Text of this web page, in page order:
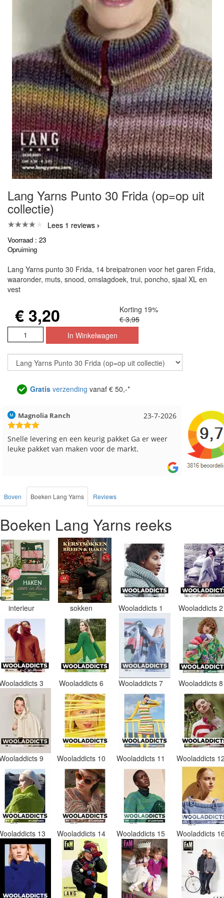
Lang Yarns Punto 30 Frida (op=op uit
collectie)
Lees 1 reviews
Voorraad : 23
Opruiming
Lang Yarns punto 30 Frida, 14 breipatronen voor het garen Frida,
waaronder, muts, snood, omslagdoek, trui, poncho, sjaal XL en
vest
€ 3,20
Korting 19%
€ 3,95
Gratis verzending vanaf € 50,-*
17-7-2026
Hilde uit Loyers
Reeds meerdere keren breigaren en breinaalden
besteld, altijd heel tevreden over de service.
Loes uit
Snelle
Boven Boeken Lang Yarns Reviews
Boeken Lang Yarns reeks
interieur sokken Wooladdicts 1 Wooladdicts
3 Wooladdicts 6 Wooladdicts 7 Wooladdicts
9 Wooladdicts 10 Wooladdicts 11 Wooladdicts
13 Wooladdicts 14 Wooladdicts 15 Wooladdicts